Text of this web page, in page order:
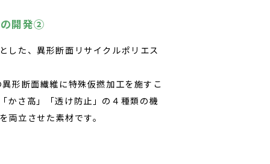
開発②
した、異形断面リサイクルポリエス
形断面繊維に特殊仮撚加工を施すこ
かさ高」「透け防止」の４種類の機
両立させた素材です。